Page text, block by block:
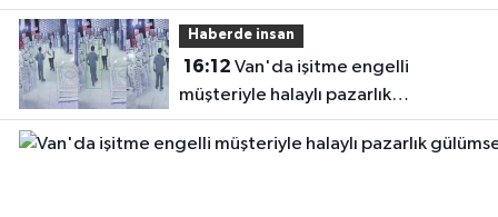
Haberde insan
16:12
müşteriyle halaylı pazarlık
gülümsetti